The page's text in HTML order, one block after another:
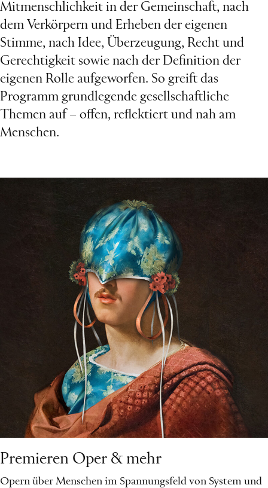
Mitmenschlichkeit in der Gemeinschaft, nach
dem Verkörpern und Erheben der eigenen
Stimme, nach Idee, Überzeugung, Recht und
Gerechtigkeit sowie nach der Definition der
eigenen Rolle aufgeworfen. So greift das
Programm grundlegende gesellschaftliche
Themen auf – offen, reflektiert und nah am
Menschen.
Premieren Oper & mehr
Opern über Menschen im Spannungsfeld von System und